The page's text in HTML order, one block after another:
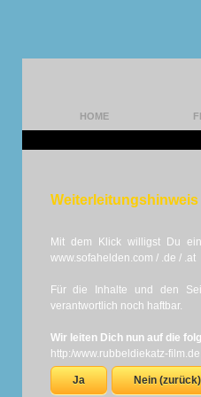
HOME
Weiterleitungshinweis
Mit dem Klick willigst Du
www.sofahelden.com / .de / .at
Für die Inhalte und den
verantwortlich noch haftbar.
Wir leiten Dich nun auf die
http:/www.rubbeldiekatz-film.de
Ja Nein (zurück)